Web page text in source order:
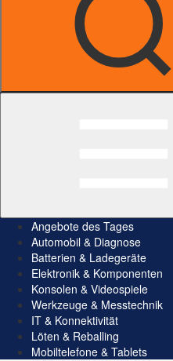
Angebote des Tages
Automobil & Diagnose
Batterien & Ladegeräte
Elektronik & Komponenten
Konsolen & Videospiele
Werkzeuge & Messtechnik
IT & Konnektivität
Löten & Reballing
Mobiltelefone & Tablets